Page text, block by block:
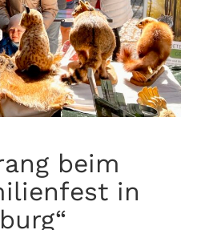
beim
in